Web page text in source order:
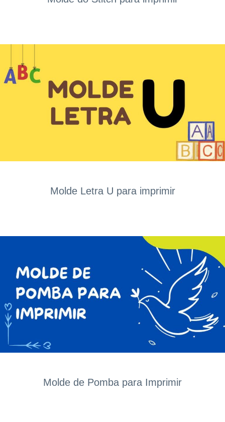
Molde Letra U para imprimir
Molde de Pomba para Imprimir